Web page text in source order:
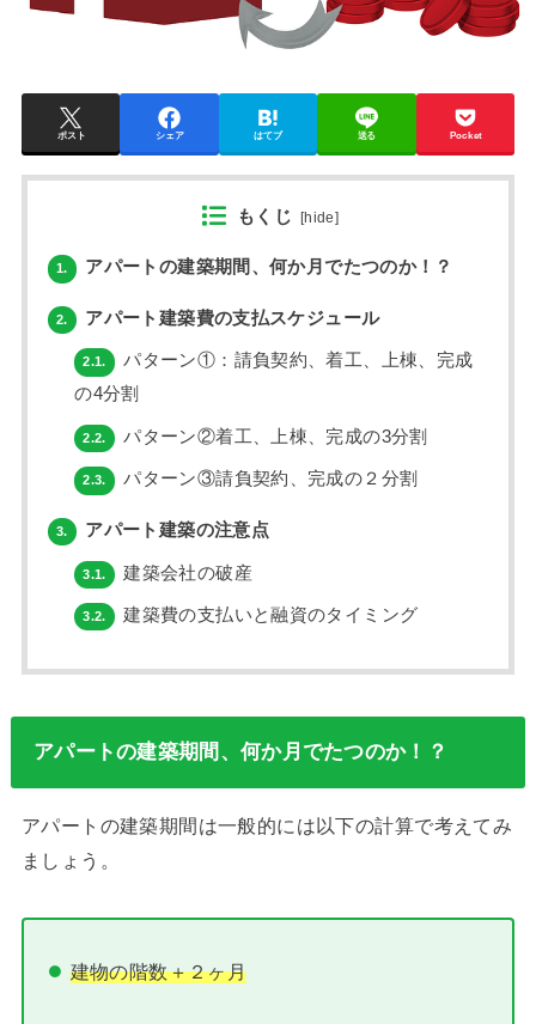
ポスト シェア はてブ 送る Pocket
もくじ [hide]
1. アパートの建築期間、何か月でたつのか！？
2. アパート建築費の支払スケジュール
2.1.
パターン①：請負契約、着工、上棟、完成
の4分割
2.2. パターン②着工、上棟、完成の3分割
2.3. パターン③請負契約、完成の２分割
3. アパート建築の注意点
3.1. 建築会社の破産
3.2. 建築費の支払いと融資のタイミング
アパートの建築期間、何か月でたつのか！？
アパートの建築期間は一般的には以下の計算で考えてみ
ましょう。
建物の階数＋２ヶ月